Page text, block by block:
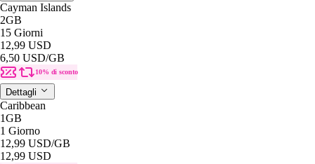
Cayman Islands
2GB
15 Giorni
12,99 USD
6,50 USD/GB
10% di sconto
Dettagli
Caribbean
1GB
1 Giorno
12,99 USD/GB
12,99 USD